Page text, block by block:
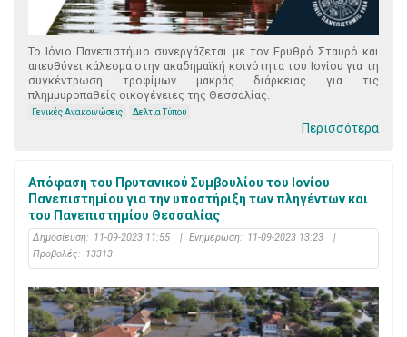
Το Ιόνιο Πανεπιστήμιο συνεργάζεται με τον Ερυθρό Σταυρό και
απευθύνει κάλεσμα στην ακαδημαϊκή κοινότητα του Ιονίου για τη
συγκέντρωση τροφίμων μακράς διάρκειας για τις
πλημμυροπαθείς οικογένειες της Θεσσαλίας.
Γενικές Ανακοινώσεις Δελτία Τύπου
Περισσότερα
Απόφαση του Πρυτανικού Συμβουλίου του Ιονίου
Πανεπιστημίου για την υποστήριξη των πληγέντων και
του Πανεπιστημίου Θεσσαλίας
Δημοσίευση: 11-09-2023 11:55 | Ενημέρωση: 11-09-2023 13:23
|
Προβολές: 13313